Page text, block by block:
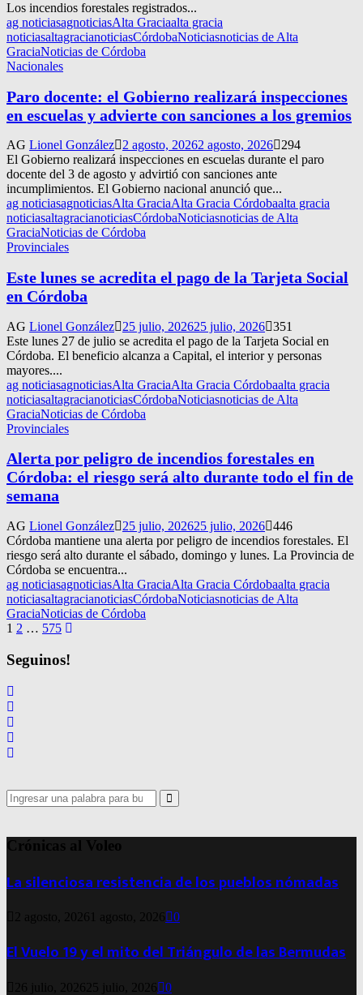
Los incendios forestales registrados...
ag noticiasagnoticiasAlta Graciaalta gracia
noticiasaltagracianoticiasCórdobaNoticiasnoticias de Alta
GraciaNoticias de Córdoba
Nacionales
Paro docente: el Gobierno realizará inspecciones
en escuelas y advierte con sanciones a los gremios
AG Lionel González 2 agosto, 20262 agosto, 2026 294
El Gobierno realizará inspecciones en escuelas durante el paro
docente del 3 de agosto y advirtió con sanciones ante
incumplimientos. El Gobierno nacional anunció que...
ag noticiasagnoticiasAlta GraciaAlta Gracia Córdobaalta gracia
noticiasaltagracianoticiasCórdobaNoticiasnoticias de Alta
GraciaNoticias de Córdoba
Provinciales
Este lunes se acredita el pago de la Tarjeta Social
en Córdoba
AG Lionel González 25 julio, 202625 julio, 2026 351
Este lunes 27 de julio se acredita el pago de la Tarjeta Social en
Córdoba. El beneficio alcanza a Capital, el interior y personas
mayores....
ag noticiasagnoticiasAlta GraciaAlta Gracia Córdobaalta gracia
noticiasaltagracianoticiasCórdobaNoticiasnoticias de Alta
GraciaNoticias de Córdoba
Provinciales
Alerta por peligro de incendios forestales en
Córdoba: el riesgo será alto durante todo el fin de
semana
AG Lionel González 25 julio, 202625 julio, 2026 446
Córdoba mantiene una alerta por peligro de incendios forestales. El
riesgo será alto durante el sábado, domingo y lunes. La Provincia de
Córdoba se encuentra...
ag noticiasagnoticiasAlta GraciaAlta Gracia Córdobaalta gracia
noticiasaltagracianoticiasCórdobaNoticiasnoticias de Alta
GraciaNoticias de Córdoba
Navegación
de
entradas
1 2 … 575
Seguinos!
Search
for:
Search
Crónicas al Voleo
La silenciosa resistencia de los pueblos nómadas
2 agosto, 2026 1 agosto, 2026 0
El Vuelo 19 y el mito del Triángulo de las Bermudas
26 julio, 2026 25 julio, 2026 0